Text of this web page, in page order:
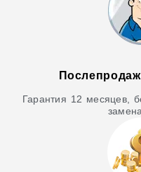
Гарантия 12 месяцев,